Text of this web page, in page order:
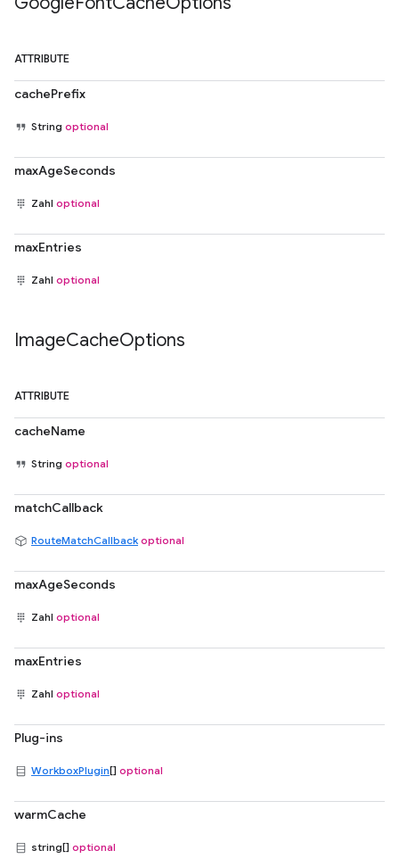
ATTRIBUTE
cachePrefix
String optional
maxAgeSeconds
Zahl optional
maxEntries
Zahl optional
ImageCacheOptions
ATTRIBUTE
cacheName
String optional
matchCallback
RouteMatchCallback optional
maxAgeSeconds
Zahl optional
maxEntries
Zahl optional
Plug-ins
WorkboxPlugin[] optional
warmCache
string[] optional